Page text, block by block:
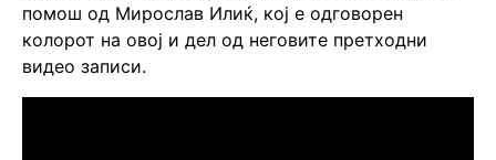
помош од Мирослав Илиќ, кој е одговорен
колорот на овој и дел од неговите претходни
видео записи.